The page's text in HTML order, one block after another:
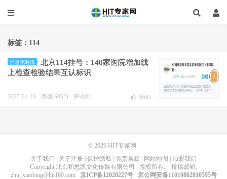
标签：114
信息化时讯
北京114挂号：140家医院增加线
上检查检验结果互认标识
2025-01-10 阅读(6052) 评论(0) 赞(4)
© 2026 HIT专家网
关于我们
关于注册 保护隐私 免责条款 网站地图
加盟我们
Copyright 北京和思凯文化传媒有限公司 版权所有. 投稿邮箱:
zhu_xiaobing@hit180.com
京ICP备12020227号
京公网安备11010802010595号